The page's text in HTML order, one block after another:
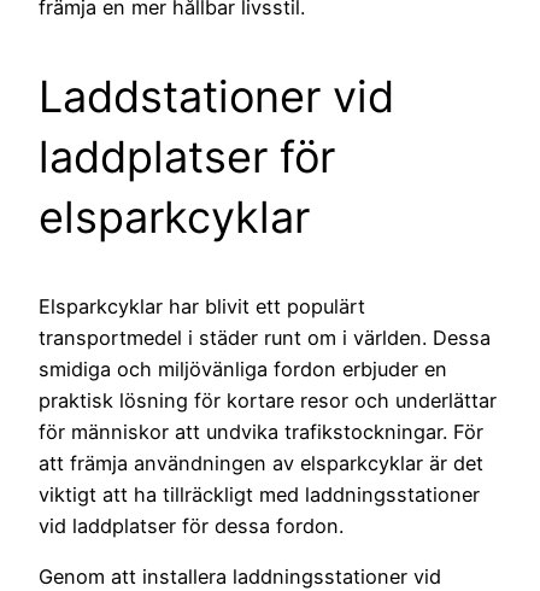
främja en mer hållbar livsstil.
Laddstationer vid
laddplatser för
elsparkcyklar
Elsparkcyklar har blivit ett populärt
transportmedel i städer runt om i världen. Dessa
smidiga och miljövänliga fordon erbjuder en
praktisk lösning för kortare resor och underlättar
för människor att undvika trafikstockningar. För
att främja användningen av elsparkcyklar är det
viktigt att ha tillräckligt med laddningsstationer
vid laddplatser för dessa fordon.
Genom att installera laddningsstationer vid